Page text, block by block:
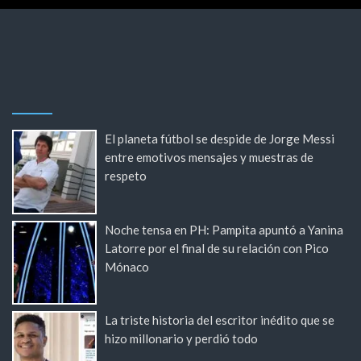
El planeta fútbol se despide de Jorge Messi
entre emotivos mensajes y muestras de
respeto
Noche tensa en PH: Pampita apuntó a Yanina
Latorre por el final de su relación con Pico
Mónaco
La triste historia del escritor inédito que se
hizo millonario y perdió todo